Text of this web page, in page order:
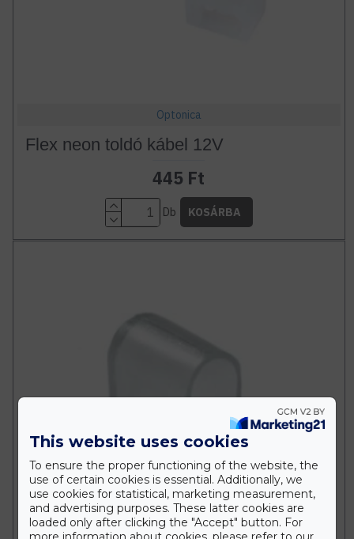
Optonica
Flex neon toldó kábel 12V
445 Ft
Db KOSÁRBA
This website uses cookies
To ensure the proper functioning of the website, the
use of certain cookies is essential. Additionally, we
use cookies for statistical, marketing measurement,
and advertising purposes. These latter cookies are
loaded only after clicking the "Accept" button. For